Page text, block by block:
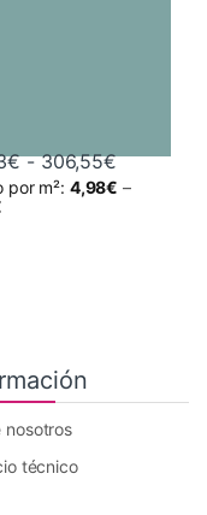
desde 35,42€
Las opciones se
€ - 306,55€Rango
por m²: 4,98€ –
tiene múltiples
nosotros
técnico